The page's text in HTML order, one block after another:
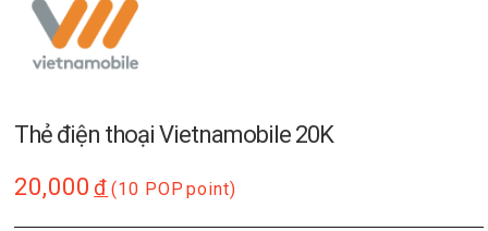
Thẻ điện thoại Vietnamobile 20K
20,000 đ (10 POP point)